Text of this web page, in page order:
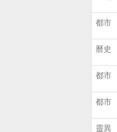
都市
曆史
都市
都市
靈異